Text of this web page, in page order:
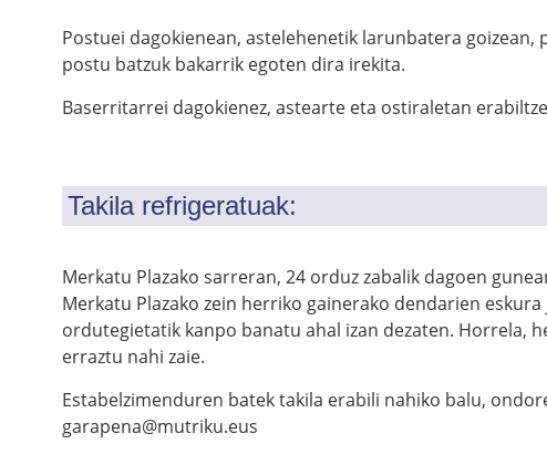
Postuei dagokienean, astelehenetik larunbatera
postu batzuk bakarrik egoten dira irekita.
Baserritarrei dagokienez, astearte eta ostiraletan
Takila refrigeratuak:
Merkatu Plazako sarreran, 24 orduz zabalik dagoen
Merkatu Plazako zein herriko gainerako dendarien
ordutegietatik kanpo banatu ahal izan dezaten. Horrela,
erraztu nahi zaie.
Estabelzimenduren batek takila erabili nahiko balu,
garapena@mutriku.eus